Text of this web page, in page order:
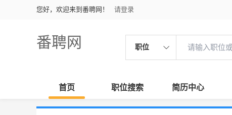
您好，欢迎来到番聘网！ 请登录
番聘网 职位
首页 职位搜索 简历中心